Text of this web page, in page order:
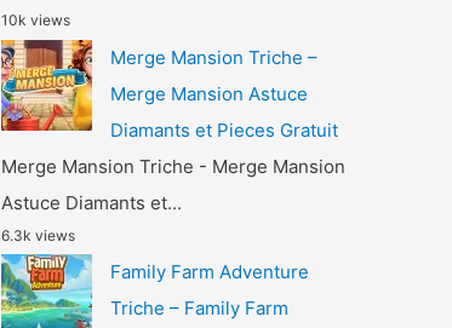
10k views
Merge Mansion Triche –
Merge Mansion Astuce
Diamants et Pieces Gratuit
Merge Mansion Triche - Merge Mansion
Astuce Diamants et...
6.3k views
Family Farm Adventure
Triche – Family Farm